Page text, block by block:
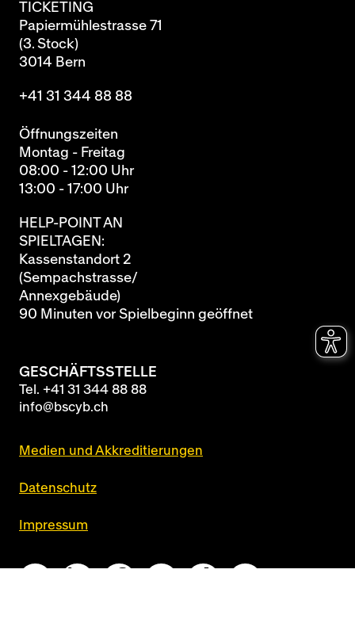
TICKETING
Papiermühlestrasse 71
(3. Stock)
3014 Bern
+41 31 344 88 88
Öffnungszeiten
Montag - Freitag
08:00 - 12:00 Uhr
13:00 - 17:00 Uhr
HELP-POINT AN
SPIELTAGEN:
Kassenstandort 2
(Sempachstrasse/
Annexgebäude)
90 Minuten vor Spielbeginn geöffnet
GESCHÄFTSSTELLE
Tel. +41 31 344 88 88
info@bscyb.ch
Medien und Akkreditierungen
Datenschutz
Impressum